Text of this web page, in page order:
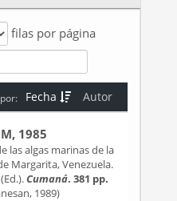
filas por página
Autor
Fecha
1985
las algas marinas de la
Margarita, Venezuela.
Cumaná. 381 pp.
1989)